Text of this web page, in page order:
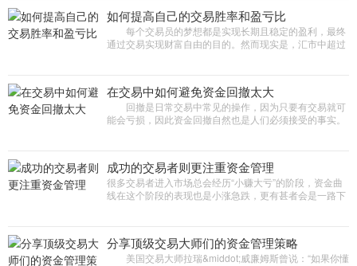
如何提高自己的交易胜率和盈亏比
每个交易员的梦想都是实现长期且稳定的盈利，最终
通过交易实现财富自由的目的。然而现实是，汇市中超过
在交易中如何避免资金回撤太大
回撤是日常交易中常见的操作，因为只要有交易就可
能会亏损，因此资金回撤自然也是人们必须接受的事实。
成功的交易者则更注重资金管理
很多交易者进入市场总会经历“小赚大亏”的阶段，资金曲
线在这个阶段的表现也是小涨急跌，更有甚者会是一路下
分享顶级交易大师们的资金管理策略
美国交易大师拉瑞&middot;威廉姆斯曾说：“如果你懂